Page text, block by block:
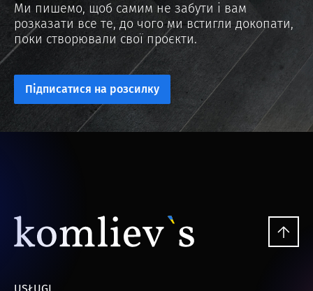
Ми пишемо, щоб самим не забути і вам
розказати все те, до чого ми встигли докопати,
поки створювали свої проєкти.
Підписатися на розсилку